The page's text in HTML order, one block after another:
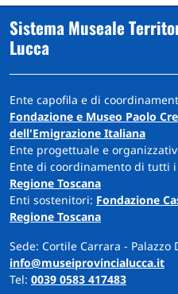
Sistema Museale
Lucca
Ente capofila e di
Fondazione e Museo Paolo
dell'Emigrazione Italiana
Ente progettuale e
Ente di coordinamento di tutti
Regione Toscana
Enti sostenitori: Fondazione
Regione Toscana
Sede: Cortile Carrara - Palazzo
info@museiprovincialucca.it
Tel: 0039 0583 417483